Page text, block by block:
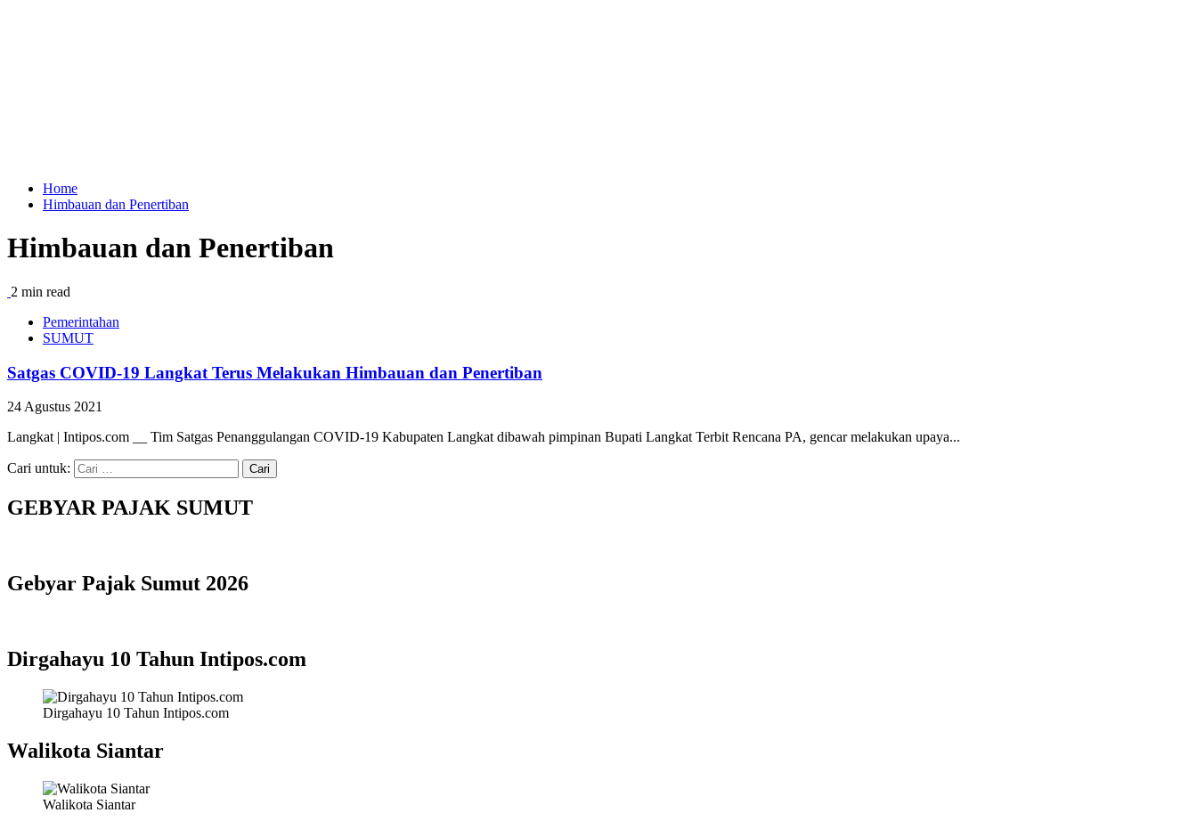
Home
Himbauan dan Penertiban
Himbauan dan Penertiban
2 min read
Pemerintahan
SUMUT
Satgas COVID-19 Langkat Terus Melakukan Himbauan dan Penertiban
24 Agustus 2021
Langkat | Intipos.com __ Tim Satgas Penanggulangan COVID-19 Kabupaten Langkat dibawah pimpinan Bupati Langkat Terbit Rencana PA, gencar melakukan upaya...
Cari untuk:
GEBYAR PAJAK SUMUT
Gebyar Pajak Sumut 2026
Dirgahayu 10 Tahun Intipos.com
Dirgahayu 10 Tahun Intipos.com
Walikota Siantar
Walikota Siantar